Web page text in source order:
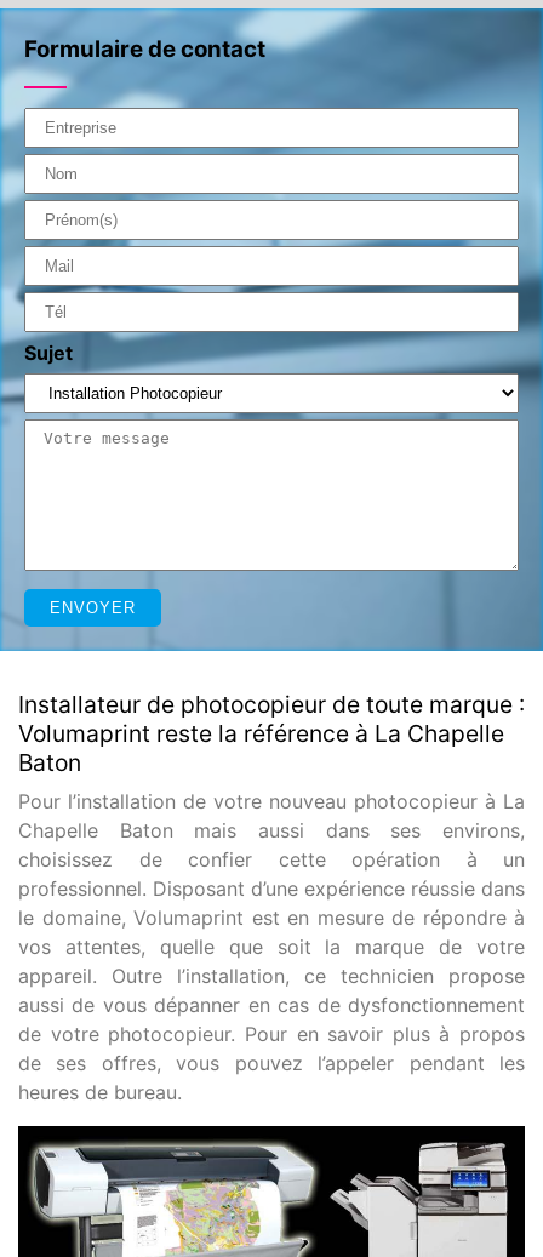
Formulaire de contact
Sujet
Installateur de photocopieur de toute marque :
Volumaprint reste la référence à La Chapelle
Baton
Pour l’installation de votre nouveau photocopieur à La
Chapelle Baton mais aussi dans ses environs,
choisissez de confier cette opération à un
professionnel. Disposant d’une expérience réussie dans
le domaine, Volumaprint est en mesure de répondre à
vos attentes, quelle que soit la marque de votre
appareil. Outre l’installation, ce technicien propose
aussi de vous dépanner en cas de dysfonctionnement
de votre photocopieur. Pour en savoir plus à propos
de ses offres, vous pouvez l’appeler pendant les
heures de bureau.